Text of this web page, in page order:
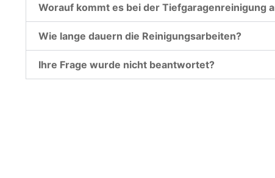
Worauf kommt es bei der Tiefgaragenreinigung
Wie lange dauern die Reinigungsarbeiten?
Ihre Frage wurde nicht beantwortet?